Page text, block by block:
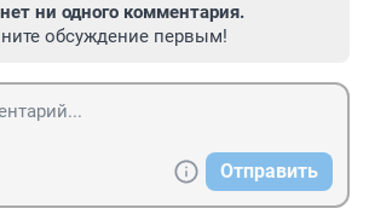
ни одного комментария.
обсуждение первым!
Отправить